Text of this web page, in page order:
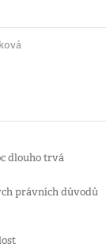
dlouho trvá
právních důvodů